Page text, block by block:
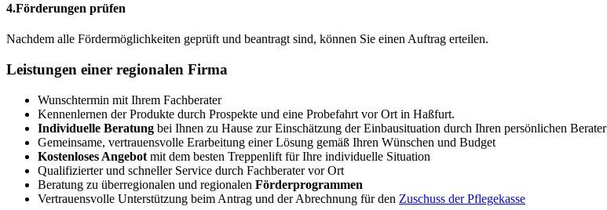
4.Förderungen prüfen
Nachdem alle Fördermöglichkeiten geprüft und beantragt sind, können Sie einen Auftrag erteilen.
Leistungen einer regionalen Firma
Wunschtermin mit Ihrem Fachberater
Kennenlernen der Produkte durch Prospekte und eine Probefahrt vor Ort in Haßfurt.
Individuelle Beratung bei Ihnen zu Hause zur Einschätzung der Einbausituation durch Ihren persönlichen Berater
Gemeinsame, vertrauensvolle Erarbeitung einer Lösung gemäß Ihren Wünschen und Budget
Kostenloses Angebot mit dem besten Treppenlift für Ihre individuelle Situation
Qualifizierter und schneller Service durch Fachberater vor Ort
Beratung zu überregionalen und regionalen Förderprogrammen
Vertrauensvolle Unterstützung beim Antrag und der Abrechnung für den Zuschuss der Pflegekasse